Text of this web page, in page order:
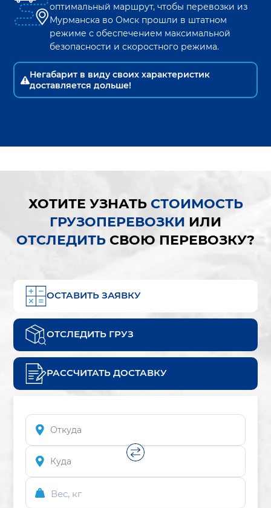
оптимальный маршрут, чтобы перевозки из
Мурманска воОмск прошли в штатном
режиме с обеспечением максимальной
безопасности и скоростного режима.
Негабарит в виду своих характеристик
доставляется дольше!
ХОТИТЕ УЗНАТЬ СТОИМОСТЬ
ГРУЗОПЕРЕВОЗКИ ИЛИ
ОТСЛЕДИТЬ СВОЮ ПЕРЕВОЗКУ?
ОСТАВИТЬ ЗАЯВКУ
ОТСЛЕДИТЬ ГРУЗ
РАССЧИТАТЬ ДОСТАВКУ
Вес, кг